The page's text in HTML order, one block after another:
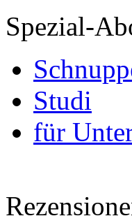
Spezial-
Studi
für